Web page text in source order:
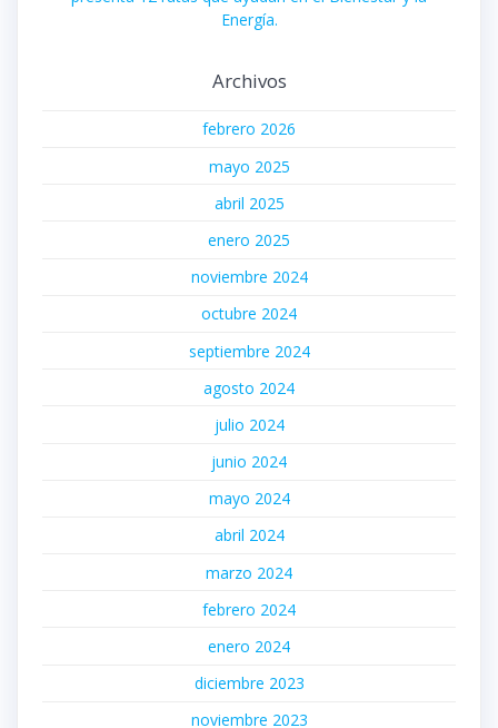
Energía.
Archivos
febrero 2026
mayo 2025
abril 2025
enero 2025
noviembre 2024
octubre 2024
septiembre 2024
agosto 2024
julio 2024
junio 2024
mayo 2024
abril 2024
marzo 2024
febrero 2024
enero 2024
diciembre 2023
noviembre 2023